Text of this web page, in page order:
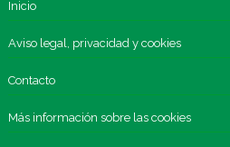
Inicio
Aviso legal, privacidad y cookies
Contacto
Más información sobre las cookies